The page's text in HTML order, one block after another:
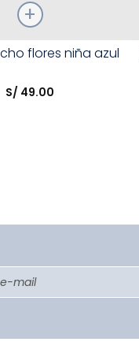
flores niña azul
S/ 49.00